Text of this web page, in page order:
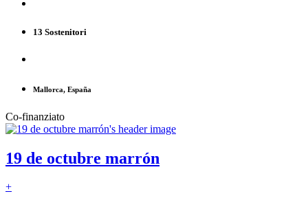
13 Sostenitori
Mallorca, España
Co-finanziato
19 de octubre marrón
+